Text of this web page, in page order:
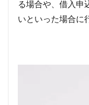
る場合や、借入申
いといった場合に